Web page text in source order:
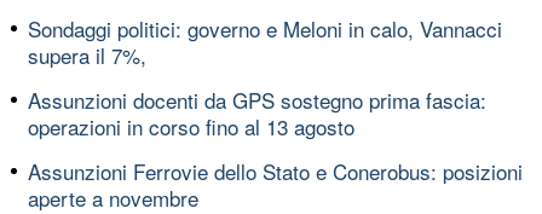
Sondaggi politici: governo e Meloni in calo, Vannacci
supera il 7%,
Assunzioni docenti da GPS sostegno prima fascia:
operazioni in corso fino al 13 agosto
Assunzioni Ferrovie dello Stato e Conerobus: posizioni
aperte a novembre